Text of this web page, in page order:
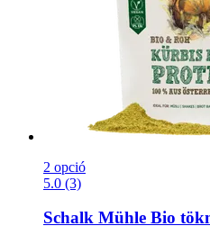
2 opció
5.0 (3)
Schalk Mühle Bio